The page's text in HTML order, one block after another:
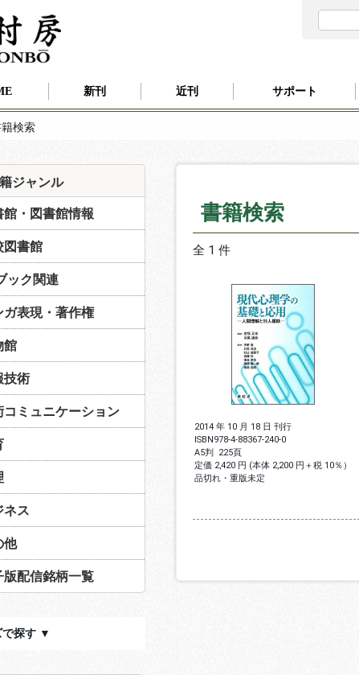
新刊 近刊 サポート
籍検索
ジャンル
館・図書館情報
図書館
ック関連
ガ表現・著作権
館
技術
コミュニケーション
ネス
他
版配信銘柄一覧
で探す ▼
書籍検索
全 1 件
2014 年 10 月 18 日 刊行
ISBN978-4-88367-240-0
A5判 225頁
定価 2,420 円 (本体 2,200 円＋税 10％）
品切れ・重版未定